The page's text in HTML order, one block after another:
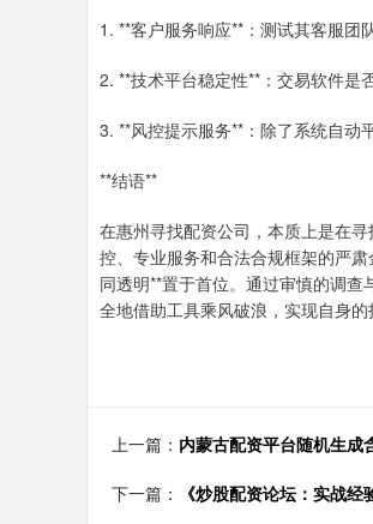
1. **客户服务响应**：测试其客服团
2. **技术平台稳定性**：交易软件是
3. **风控提示服务**：除了系统自动
**结语**
在惠州寻找配资公司，本质上是在
控、专业服务和合法合规框架的严
同透明**置于首位。通过审慎的调
全地借助工具乘风破浪，实现自身
上一篇： 内蒙古配资平台随机生成
下一篇： 《炒股配资论坛：实战经